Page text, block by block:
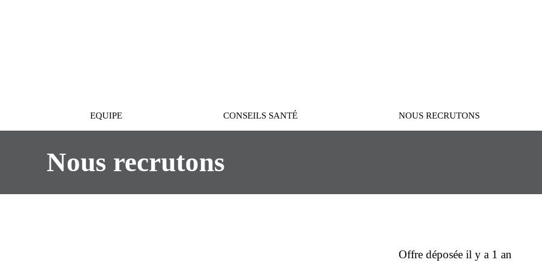
EQUIPE CONSEILS SANTÉ NOUS RECRUTONS
Nous recrutons
Offre déposée il y a 1 an